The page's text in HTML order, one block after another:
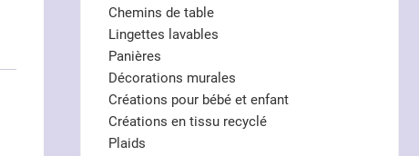
Chemins de table
Lingettes lavables
Panières
Décorations murales
Créations pour bébé et enfant
Créations en tissu recyclé
Plaids